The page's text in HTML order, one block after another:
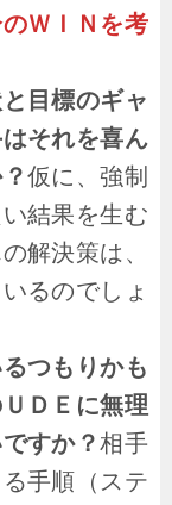
ＷＩＮを考
目標のギャ
それを喜ん
仮に、強制
結果を生む
解決策は、
るのでしょ
つもりかも
ＤＥに無理
すか？相手
手順（ステ